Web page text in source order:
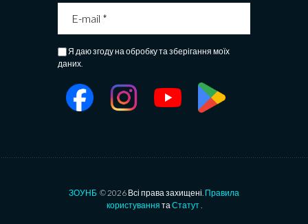
Я даю згоду на обробку та зберігання моїх
даних.
ЗОУНБ © 2026 Всі права захищені. Правила
користування таСтатут.